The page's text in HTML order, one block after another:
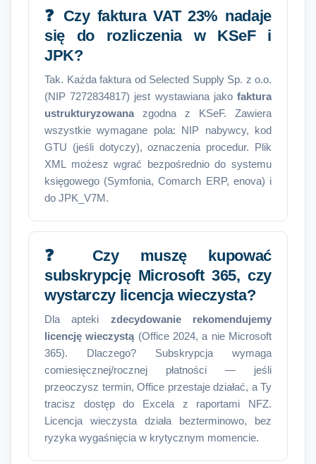
❓ Czy faktura VAT 23% nadaje
się do rozliczenia w KSeF i
JPK?
Tak. Każda faktura od Selected Supply Sp. z o.o.
(NIP 7272834817) jest wystawiana jako faktura
ustrukturyzowana zgodna z KSeF. Zawiera
wszystkie wymagane pola: NIP nabywcy, kod
GTU (jeśli dotyczy), oznaczenia procedur. Plik
XML możesz wgrać bezpośrednio do systemu
księgowego (Symfonia, Comarch ERP, enova) i
do JPK_V7M.
❓ Czy muszę kupować
subskrypcję Microsoft 365, czy
wystarczy licencja wieczysta?
Dla apteki zdecydowanie rekomendujemy
licencję wieczystą (Office 2024, a nie Microsoft
365). Dlaczego? Subskrypcja wymaga
comiesięcznej/rocznej płatności — jeśli
przeoczysz termin, Office przestaje działać, a Ty
tracisz dostęp do Excela z raportami NFZ.
Licencja wieczysta działa bezterminowo, bez
ryzyka wygaśnięcia w krytycznym momencie.